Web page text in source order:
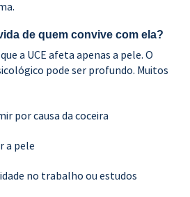
de quem convive com ela?
a UCE afeta apenas a pele. O
pode ser profundo. Muitos
por causa da coceira
a pele
no trabalho ou estudos